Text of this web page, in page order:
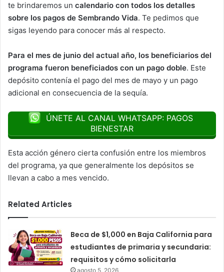
te brindaremos un calendario con todos los detalles
sobre los pagos de Sembrando Vida. Te pedimos que
sigas leyendo para conocer más al respecto.
Para el mes de junio del actual año, los beneficiarios del
programa fueron beneficiados con un pago doble. Este
depósito contenía el pago del mes de mayo y un pago
adicional en consecuencia de la sequía.
ÚNETE AL CANAL WHATSAPP: PAGOS
BIENESTAR
Esta acción género cierta confusión entre los miembros
del programa, ya que generalmente los depósitos se
llevan a cabo a mes vencido.
Related Articles
Beca de $1,000 en Baja California para
estudiantes de primaria y secundaria:
requisitos y cómo solicitarla
agosto 5, 2026